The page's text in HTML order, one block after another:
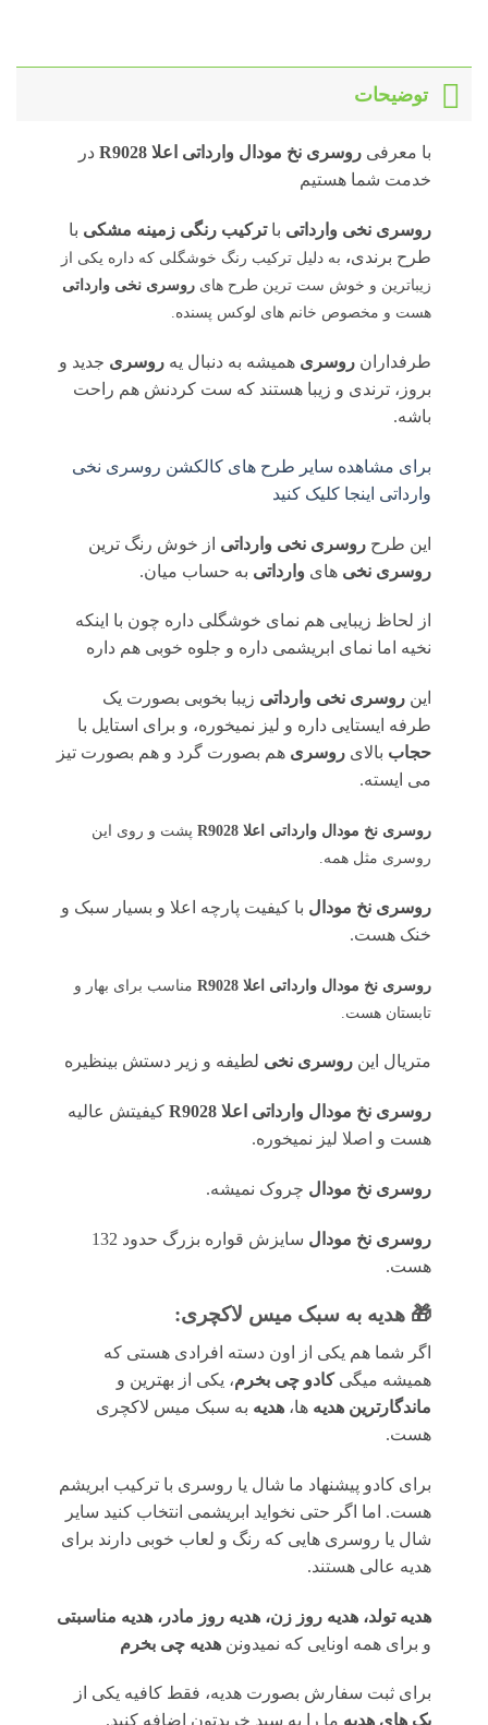
توضیحات
با معرفی روسری نخ مودال وارداتی اعلا R9028
در
خدمت شما هستیم
روسری نخی وارداتی باترکیب رنگی زمینه مشکی با
طرح برندی، به دلیل ترکیب رنگ خوشگلی که داره یکی از
زیباترین و خوش ست ترین طرح های روسری نخی وارداتی
هست و مخصوص خانم های لوکس پسنده.
طرفداران روسری همیشه به دنبال یه روسری جدید و
بروز، ترندی و زیبا هستند که ست کردنش هم راحت
باشه.
برای مشاهده سایر طرح های کالکشن روسری نخی
وارداتی اینجا کلیک کنید
این طرح روسری نخی وارداتی از خوش رنگ ترین
روسری نخی های وارداتی به حساب میان.
از لحاظ زیبایی هم نمای خوشگلی داره چون با اینکه
نخیه اما نمای ابریشمی داره و جلوه خوبی هم داره
این روسری نخی وارداتی زیبا بخوبی بصورت یک
طرفه ایستایی داره و لیز نمیخوره، و برای استایل با
حجاب بالای روسری هم بصورت گرد و هم بصورت تیز
می ایسته.
روسری نخ مودال وارداتی اعلا R9028
پشت و روی این
روسری مثل همه.
روسری نخ مودال با کیفیت پارچه اعلا و بسیار سبک و
خنک هست.
روسری نخ مودال وارداتی اعلا R9028
مناسب برای بهار و
تابستان هست.
متریال این روسری نخی لطیفه و زیر دستش بینظیره
روسری نخ مودال وارداتی اعلا R9028
کیفیتش عالیه
هست و اصلا لیز نمیخوره.
روسری نخ مودال چروک نمیشه.
روسری نخ مودال
سایزش قواره بزرگ حدود 132
هست.
🎁 هدیه به سبک میس لاکچری:
اگر شما هم یکی از اون دسته افرادی هستی که
همیشه میگیکادو چی بخرم، یکی از بهترین و
ماندگارترین هدیه ها، هدیه به سبک میس لاکچری
هست.
برای کادو پیشنهاد ما شال یا روسری با ترکیب ابریشم
هست. اما اگر حتی نخواید ابریشمی انتخاب کنید سایر
شال یا روسری هایی که رنگ و لعاب خوبی دارند برای
هدیه عالی هستند.
هدیه تولد، هدیه روز زن، هدیه روز مادر، هدیه مناسبتی
و برای همه اونایی که نمیدونن هدیه چی بخرم
برای ثبت سفارش بصورت هدیه، فقط کافیه یکی از
پک های هدیه ما را به سبد خریدتون اضافه کنید.